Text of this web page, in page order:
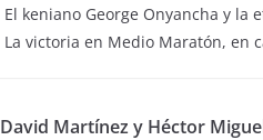
El keniano George Onyancha y
La victoria en Medio Maratón, en
David Martínez y Héctor